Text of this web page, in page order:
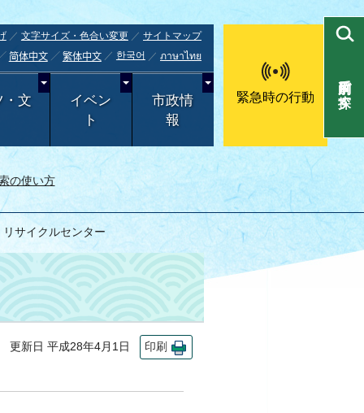
文字サイズ・色合い変更
サイトマップ
简体中文 繁体中文 한국어 ภาษาไทย
・文
イベン
ト
市政情
報
緊急時の行動
の使い方
目的別で探す
サイクルセンター
更新日 平成28年4月1日 印刷